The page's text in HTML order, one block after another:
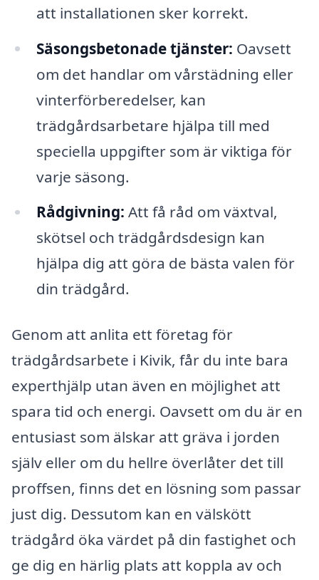
att installationen sker korrekt.
Säsongsbetonade tjänster: Oavsett
om det handlar om vårstädning eller
vinterförberedelser, kan
trädgårdsarbetare hjälpa till med
speciella uppgifter som är viktiga för
varje säsong.
Rådgivning: Att få råd om växtval,
skötsel och trädgårdsdesign kan
hjälpa dig att göra de bästa valen för
din trädgård.
Genom att anlita ett företag för
trädgårdsarbete i Kivik, får du inte bara
experthjälp utan även en möjlighet att
spara tid och energi. Oavsett om du är en
entusiast som älskar att gräva i jorden
själv eller om du hellre överlåter det till
proffsen, finns det en lösning som passar
just dig. Dessutom kan en välskött
trädgård öka värdet på din fastighet och
ge dig en härlig plats att koppla av och